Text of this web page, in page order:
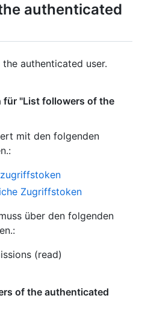
authenticated
authenticated user.
für "List followers of the
mit den folgenden
:
Zugriffstoken
über den folgenden
(read)
of the authenticated